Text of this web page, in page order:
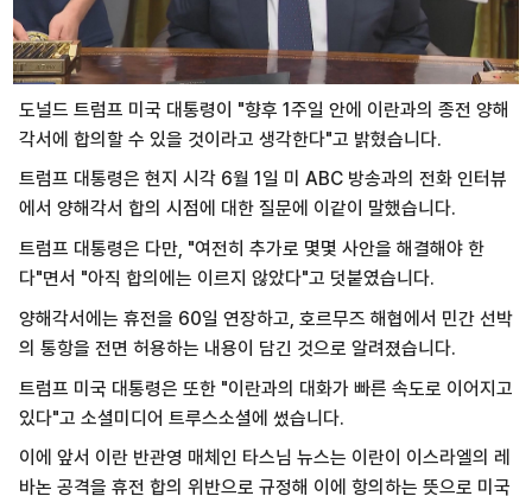
도널드 트럼프 미국 대통령이 "향후 1주일 안에 이란과의 종전 양해
각서에 합의할 수 있을 것이라고 생각한다"고 밝혔습니다.
트럼프 대통령은 현지 시각 6월 1일 미 ABC 방송과의 전화 인터뷰
에서 양해각서 합의 시점에 대한 질문에 이같이 말했습니다.
트럼프 대통령은 다만, "여전히 추가로 몇몇 사안을 해결해야 한
다"면서 "아직 합의에는 이르지 않았다"고 덧붙였습니다.
양해각서에는 휴전을 60일 연장하고, 호르무즈 해협에서 민간 선박
의 통항을 전면 허용하는 내용이 담긴 것으로 알려졌습니다.
트럼프 미국 대통령은 또한 "이란과의 대화가 빠른 속도로 이어지고
있다"고 소셜미디어 트루스소셜에 썼습니다.
이에 앞서 이란 반관영 매체인 타스님 뉴스는 이란이 이스라엘의 레
바논 공격을 휴전 합의 위반으로 규정해 이에 항의하는 뜻으로 미국